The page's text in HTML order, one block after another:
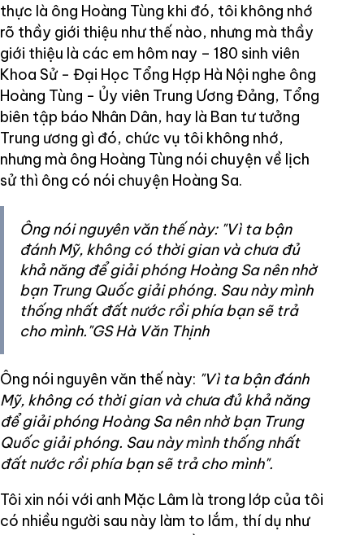
thực là ông Hoàng Tùng khi đó, tôi không nhớ
rõ thầy giới thiệu như thế nào, nhưng mà thầy
giới thiệu là các em hôm nay – 180 sinh viên
Khoa Sử - Đại Học Tổng Hợp Hà Nội nghe ông
Hoàng Tùng - Ủy viên Trung Ương Đảng, Tổng
biên tập báo Nhân Dân, hay là Ban tư tưởng
Trung ương gì đó, chức vụ tôi không nhớ,
nhưng mà ông Hoàng Tùng nói chuyện về lịch
sử thì ông có nói chuyện Hoàng Sa.
Ông nói nguyên văn thế này: "Vì ta bận
đánh Mỹ, không có thời gian và chưa đủ
khả năng để giải phóng Hoàng Sa nên nhờ
bạn Trung Quốc giải phóng. Sau này mình
thống nhất đất nước rồi phía bạn sẽ trả
cho mình."GS Hà Văn Thịnh
Ông nói nguyên văn thế này: "Vì ta bận đánh
Mỹ, không có thời gian và chưa đủ khả năng
để giải phóng Hoàng Sa nên nhờ bạn Trung
Quốc giải phóng. Sau này mình thống nhất
đất nước rồi phía bạn sẽ trả cho mình".
Tôi xin nói với anh Mặc Lâm là trong lớp của tôi
có nhiều người sau này làm to lắm, thí dụ như